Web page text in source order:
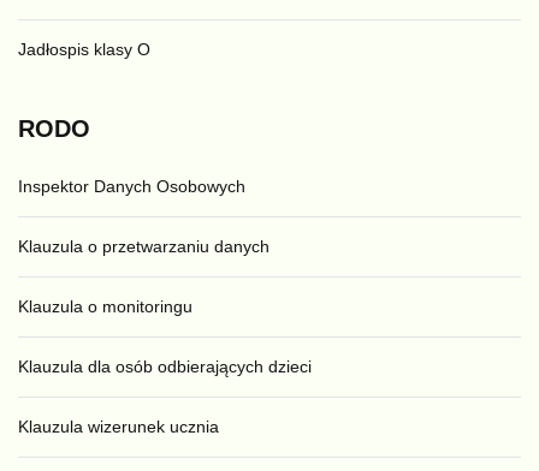
Jadłospis klasy O
RODO
Inspektor Danych Osobowych
Klauzula o przetwarzaniu danych
Klauzula o monitoringu
Klauzula dla osób odbierających dzieci
Klauzula wizerunek ucznia